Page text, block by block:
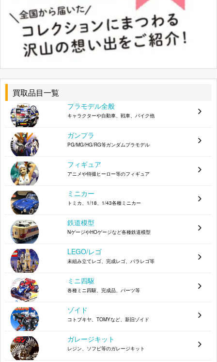
アルファマックス アリサ・イリーニチナ・アミ
エーラ 水着ver. 1/8
4562283271073
アルター 後藤又兵衛 ホビージャパン誌上通販限
定 1/8
4981932503202
マックスファクトリー 金剛 中破ver. 1/8 4545784041789
バンダイ 1/100 MG MSA-0011 Ext Ex-Sガンダム
イクスェスガンダム 0116415
4543112164155
1/144 RG MSN-02 ジオング 5060425
1/144 HGUC NRX-055-2 バウンド・ドック
5058822
4573102588227
プラム アリサ・イリーニチナ・アミエーラ
Ver.GE2 1/7
イメージエポック PSP ブラック★ロックシュー
ターTHE GAME 限定版 ホワイトプレミアムBOX
バンダイ 1/100 MG MS-09RS シャア専用リック
ドム
バンダイ 1/100 MG UB-01 ユニバースブースター
0186528
アオシマ 1/350 潜水艦 蒼き鋼 イ401 シリーズ
No.14
タミヤ 1/350 日本重巡洋艦 利根 ディスプレイモ
デル 78024
4950344780242
タミヤ 1/350 日本重巡洋艦 筑摩 ディスプレイモ
デル 78027
4950344780273
買取品目一覧
プラモデル全般
キャラクターや自動車、戦車、バイク他
ガンプラ
PG/MG/HG/RG等ガンダムプラモデル
フィギュア
アニメや特撮ヒーロー等のフィギュア
ミニカー
トミカ、1/18、1/43各種ミニカー
鉄道模型
NゲージやHOゲージなど各種鉄道模型
LEGO/レゴ
未組み立てレゴ、完成レゴ、バラレゴ等
ミニ四駆
各種ミニ四駆、完成品、パーツ等
ゾイド
コトブキヤ、TOMYなど、新旧ゾイド
ガレージキット
レジン、ソフビ等のガレージキット